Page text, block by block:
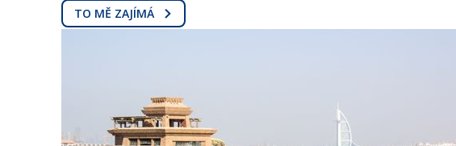
TO MĚ ZAJÍMÁ